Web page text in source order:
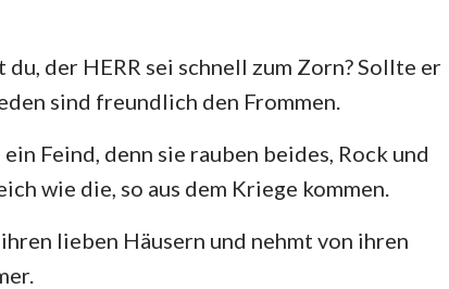
Offenbarung
der HERR sei schnell zum Zorn? Sollte er
sind freundlich den Frommen.
Feind, denn sie rauben beides, Rock und
wie die, so aus dem Kriege kommen.
lieben Häusern und nehmt von ihren